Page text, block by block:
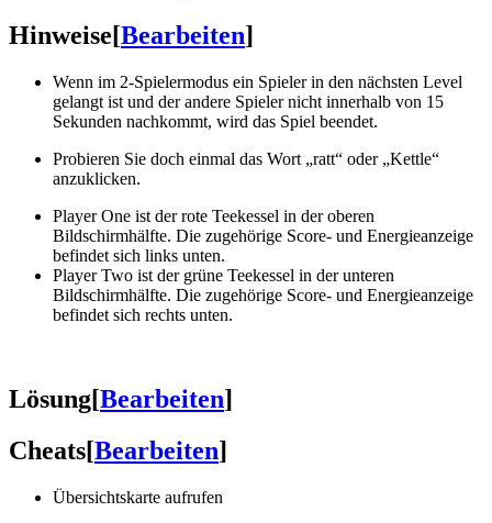
Hinweise[Bearbeiten]
Wenn im 2-Spielermodus ein Spieler in den nächsten Level
gelangt ist und der andere Spieler nicht innerhalb von 15
Sekunden nachkommt, wird das Spiel beendet.
Probieren Sie doch einmal das Wort „ratt“ oder „Kettle“
anzuklicken.
Player One ist der rote Teekessel in der oberen
Bildschirmhälfte. Die zugehörige Score- und Energieanzeige
befindet sich links unten.
Player Two ist der grüne Teekessel in der unteren
Bildschirmhälfte. Die zugehörige Score- und Energieanzeige
befindet sich rechts unten.
Lösung[Bearbeiten]
Cheats[Bearbeiten]
Übersichtskarte aufrufen